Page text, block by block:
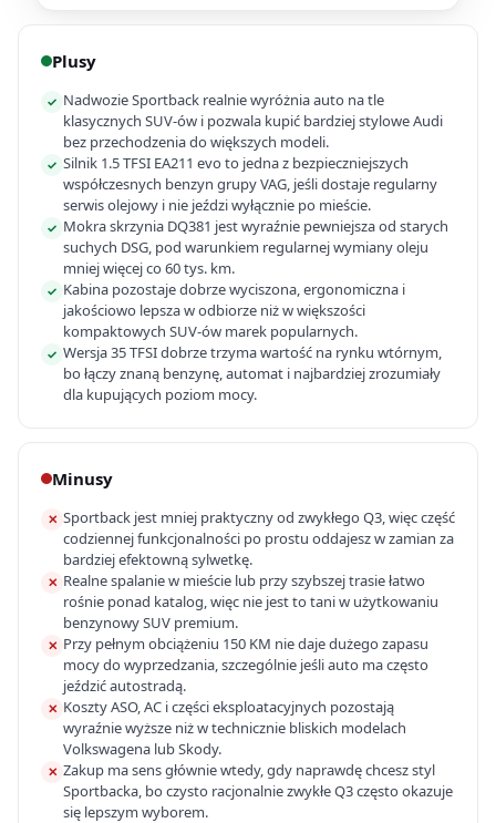
Plusy
✓ Nadwozie Sportback realnie wyróżnia auto na tle
klasycznych SUV-ów i pozwala kupić bardziej stylowe Audi
bez przechodzenia do większych modeli.
✓ Silnik 1.5 TFSI EA211 evo to jedna z bezpieczniejszych
współczesnych benzyn grupy VAG, jeśli dostaje regularny
serwis olejowy i nie jeździ wyłącznie po mieście.
✓ Mokra skrzynia DQ381 jest wyraźnie pewniejsza od starych
suchych DSG, pod warunkiem regularnej wymiany oleju
mniej więcej co 60 tys. km.
✓ Kabina pozostaje dobrze wyciszona, ergonomiczna i
jakościowo lepsza w odbiorze niż w większości
kompaktowych SUV-ów marek popularnych.
✓ Wersja 35 TFSI dobrze trzyma wartość na rynku wtórnym,
bo łączy znaną benzynę, automat i najbardziej zrozumiały
dla kupujących poziom mocy.
Minusy
✕ Sportback jest mniej praktyczny od zwykłego Q3, więc część
codziennej funkcjonalności po prostu oddajesz w zamian za
bardziej efektowną sylwetkę.
✕ Realne spalanie w mieście lub przy szybszej trasie łatwo
rośnie ponad katalog, więc nie jest to tani w użytkowaniu
benzynowy SUV premium.
✕ Przy pełnym obciążeniu 150 KM nie daje dużego zapasu
mocy do wyprzedzania, szczególnie jeśli auto ma często
jeździć autostradą.
✕ Koszty ASO, AC i części eksploatacyjnych pozostają
wyraźnie wyższe niż w technicznie bliskich modelach
Volkswagena lub Skody.
✕ Zakup ma sens głównie wtedy, gdy naprawdę chcesz styl
Sportbacka, bo czysto racjonalnie zwykłe Q3 często okazuje
się lepszym wyborem.